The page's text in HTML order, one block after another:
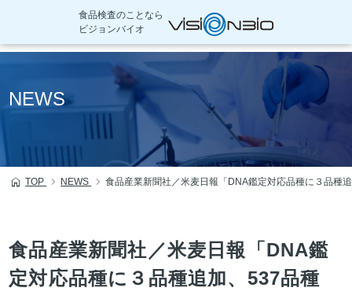
へ
食品検査のことなら
ビジョンバイオ
NEWS
TOP NEWS 食品産業新聞社／米麦日報「DNA鑑定対応品種に３品種
食品産業新聞社／米麦日報「DNA鑑
定対応品種に３品種追加、537品種